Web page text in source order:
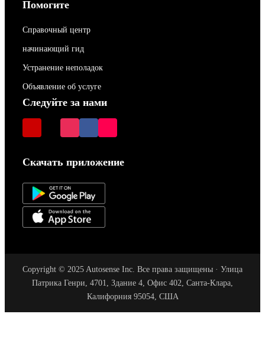
Помогите
Справочный центр
начинающий гид
Устранение неполадок
Объявление об услуге
Следуйте за нами
Скачать приложение
Copyright © 2025 Autosense Inc. Все права защищены · Улица
Патрика Генри, 4701, Здание 4, Офис 402, Санта-Клара,
Калифорния 95054, США